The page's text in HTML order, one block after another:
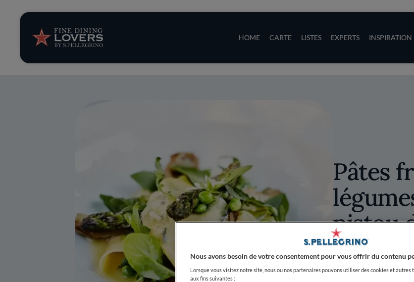
HOME CARTE LISTES EXPERTS INSPIRATION
News et tendances
Recettes
Pâtes
pistou
Nous avons besoin de votre consentement pour vous offrir du contenu
Lorsque vous visitez notre site, nous ou nos partenaires pouvons utiliser des cookies et autres
aux fins suivantes :